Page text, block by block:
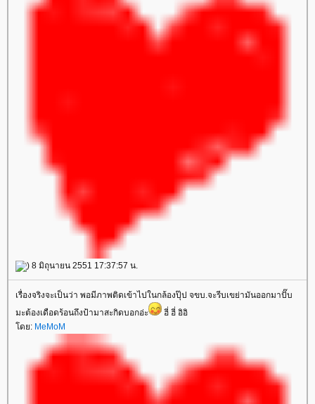
) 8 มิถุนายน 2551 17:37:57 น.
เรื่องจริงจะเป็นว่า พอมีภาพติดเข้าไปในกล้องปุ๊ป จขบ.จะรีบเขย่ามันออกมาปั๊บ
มะต้องเดือดร้อนถึงป้ามาสะกิดบอกอ่ะ
ฮี่ ฮี่ อิอิ
ดย: MeMoM